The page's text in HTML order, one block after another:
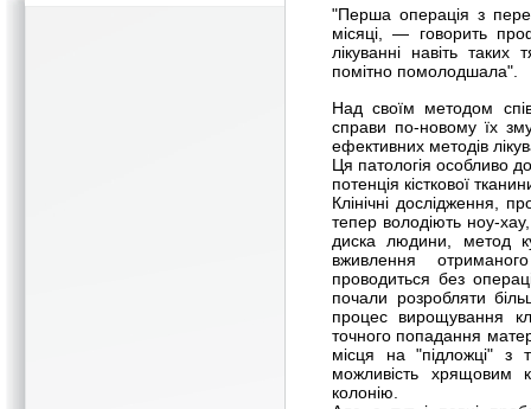
"Перша операція з
місяці, — говорить
лікуванні навіть
помітно помолодшала".
Над своїм методом
справи по-новому їх
ефективних методів
Ця патологія особливо
потенція кісткової
Клінічні дослідження,
тепер володіють ноу-
диска людини, метод
вживлення
проводиться без
почали розробляти
процес вирощування
точного попадання
місця на "підложці" з
можливість хрящовим
колонію.